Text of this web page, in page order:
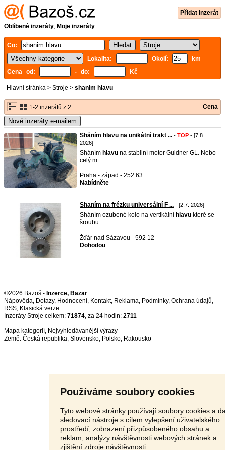
Používáme soubory cookies
Tyto webové stránky používají soubory cookies a
sledovací nástroje s cílem vylepšení uživatelského
prostředí, zobrazení přizpůsobeného obsahu a
reklam, analýzy návštěvnosti webových stránek a
zjištění zdroje návštěvnosti.
Přidat inzerát
Oblíbené inzeráty, Moje inzeráty
Co:
Lokalita:
Okolí:
km
Cena od:
- do: Kč
Hlavní stránka > Stroje > shanim hlavu
1-2 inzerátů z 2 Cena
Nové inzeráty e-mailem
Sháním hlavu na unikátní trakt ... - TOP - [7.8.
2026]
Sháním hlavu na stabilní motor Guldner GL. Nebo
celý m ...
Praha - západ - 252 63
Nabídněte
Shaním na frézku universální F ... - [2.7. 2026]
Sháním ozubené kolo na vertikální hlavu které se
šroubu ...
Žďár nad Sázavou - 592 12
Dohodou
©2026 Bazoš - Inzerce, Bazar
Nápověda, Dotazy, Hodnocení, Kontakt, Reklama, Podmínky, Ochrana údajů,
RSS,
Inzeráty Stroje celkem: 71874, za 24 hodin: 2711
Mapa kategorií, Nejvyhledávanější výrazy
Země: Česká republika, Slovensko, Polsko, Rakousko